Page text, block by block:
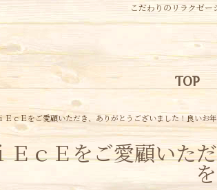
こだわりのリラクゼー
TOP
ＥｃＥをご愛顧いただき、ありがとうございました！良いお
ＥｃＥをご愛顧いた